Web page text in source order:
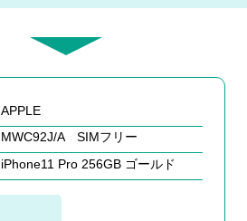
APPLE
MWC92J/A SIMフリー
iPhone11 Pro 256GB ゴールド